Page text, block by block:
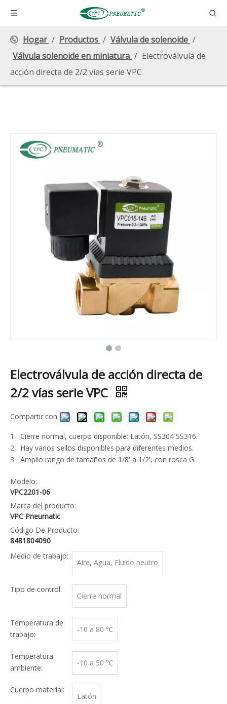
Hogar / Productos / Válvula de solenoide /
Válvula solenoide en miniatura / Electroválvula de
acción directa de 2/2 vías serie VPC
Electroválvula de acción directa de
2/2 vías serie VPC
Compartir con:
Cierre normal, cuerpo disponible: Latón, SS304 SS316.
Hay varios sellos disponibles para diferentes medios.
Amplio rango de tamaños de 1/8' a 1/2', con rosca G.
Modelo:
VPC2201-06
Marca del producto:
VPC Pneumatic
Código De Producto:
8481804090
Medio de trabajo:
Aire, Agua, Fluido neutro
Tipo de control:
Cierre normal
Temperatura de
trabajo:
-10 a 80 ℃
Temperatura
ambiente:
-10 a 50 ℃
Cuerpo material:
Latón